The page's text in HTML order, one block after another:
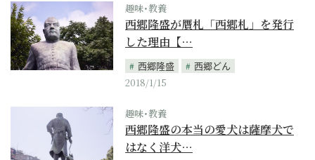
趣味･教養
西郷隆盛が贋札「西郷札」を発行
した理由【…
西郷隆盛
西郷どん
2018/1/15
趣味･教養
西郷隆盛の本当の愛犬は薩摩犬で
はなく洋犬…